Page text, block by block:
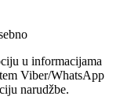
u informacijama
Viber/WhatsApp
narudžbe.